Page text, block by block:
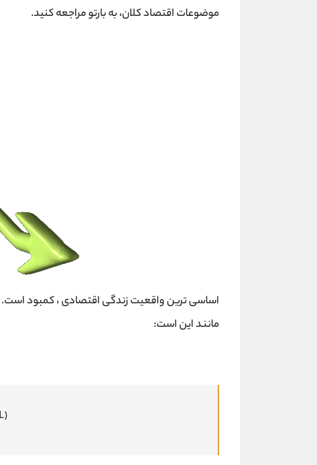
موضوعات اقتصاد کلان، به بارتو مراجعه کنید.
اساسی ترین واقعیت زندگی اقتصادی ، کمبود است.
مانند این است:
(Y = F (K, L